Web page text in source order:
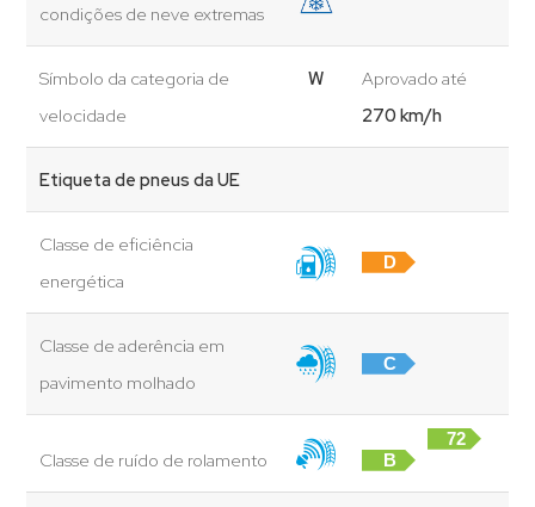
condições de neve extremas
Símbolo da categoria de
velocidade
W
Aprovado até
270 km/h
Etiqueta de pneus da UE
Classe de eficiência
energética
D
Classe de aderência em
pavimento molhado
C
Classe de ruído de rolamento B
72